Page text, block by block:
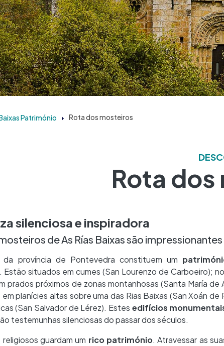
Património Rota dos mosteiros
Rota
silenciosa e inspiradora
de As Rías Baixas são
província de Pontevedra constituem um
. Estão situados em cumes (San Lourenzo de Carboeiro);
prados próximos de zonas montanhosas (Santa María
em planícies altas sobre uma das Rias Baixas (San Xoán
(San Salvador de Lérez). Estes edifícios
testemunhas silenciosas do passar dos séculos.
guardam um rico património. Atravessar as